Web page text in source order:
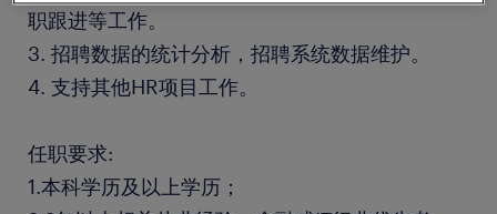
职跟进等工作。
3. 招聘数据的统计分析，招聘系统数据维护。
4. 支持其他HR项目工作。
任职要求:
1.本科学历及以上学历；